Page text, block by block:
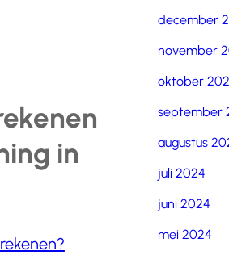
in
december
november
oktober
september
augustus
juli 2024
juni 2024
mei 2024